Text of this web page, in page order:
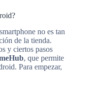
no es tan
de la tienda.
y ciertos pasos
, que permite
Para empezar,